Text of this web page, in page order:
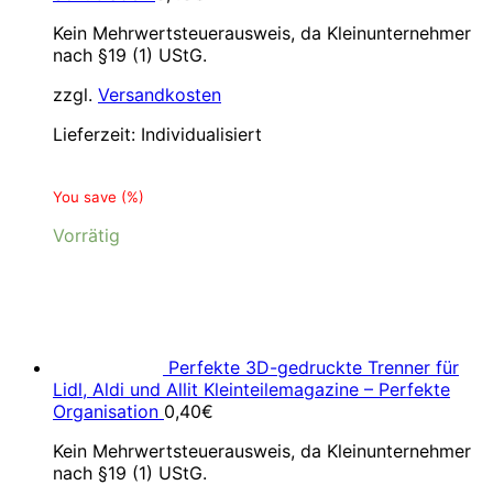
Kein Mehrwertsteuerausweis, da Kleinunternehmer
nach §19 (1) UStG.
zzgl. Versandkosten
Lieferzeit: Individualisiert
You save (%)
Vorrätig
Perfekte 3D-gedruckte Trenner für
Lidl, Aldi und Allit Kleinteilemagazine – Perfekte
Organisation 0,40€
Kein Mehrwertsteuerausweis, da Kleinunternehmer
nach §19 (1) UStG.